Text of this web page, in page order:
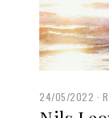
24/05/2022